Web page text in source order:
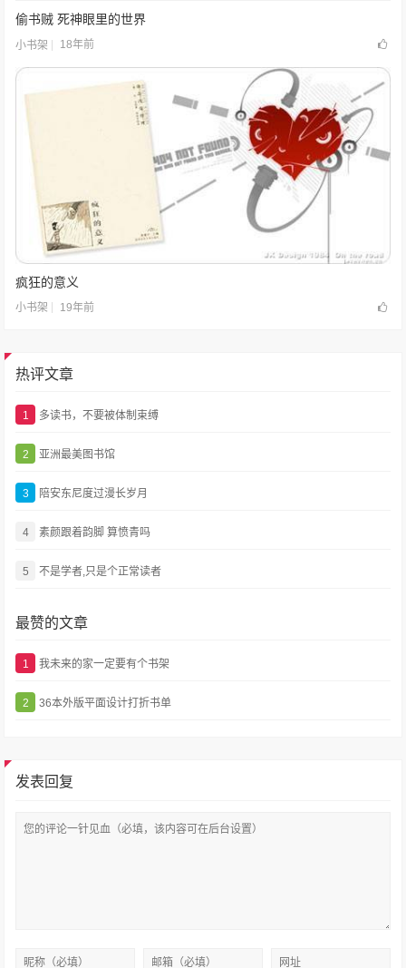
偷书贼 死神眼里的世界
小书架 18年前
疯狂的意义
小书架 19年前
热评文章
1 多读书，不要被体制束缚
2 亚洲最美图书馆
3 陪安东尼度过漫长岁月
4 素颜跟着韵脚 算愤青吗
5 不是学者,只是个正常读者
最赞的文章
1 我未来的家一定要有个书架
2 36本外版平面设计打折书单
发表回复